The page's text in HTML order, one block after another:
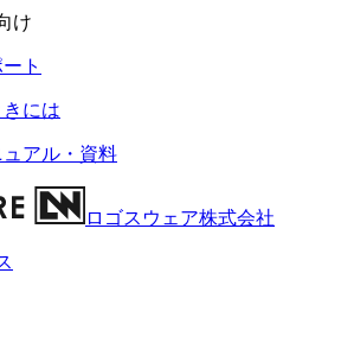
け
ト
には
アル・資料
ロゴスウェア株式会社